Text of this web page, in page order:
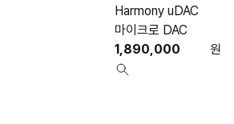
Harmony uDAC
마이크로 DAC
1,890,000
원